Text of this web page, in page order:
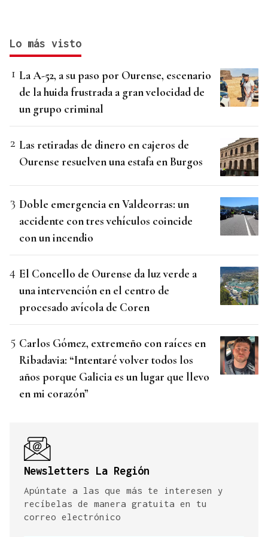
Lo más visto
La A-52, a su paso por Ourense, escenario
de la huida frustrada a gran velocidad de
un grupo criminal
Las retiradas de dinero en cajeros de
Ourense resuelven una estafa en Burgos
Doble emergencia en Valdeorras: un
accidente con tres vehículos coincide
con un incendio
El Concello de Ourense da luz verde a
una intervención en el centro de
procesado avícola de Coren
Carlos Gómez, extremeño con raíces en
Ribadavia: “Intentaré volver todos los
años porque Galicia es un lugar que llevo
en mi corazón”
Newsletters La Región
Apúntate a las que más te interesen y
recíbelas de manera gratuita en tu
correo electrónico